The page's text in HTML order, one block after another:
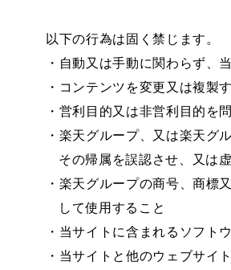
以下の行為は固く禁じます。
・自動又は手動に関わらず、
・コンテンツを変更又は複製
・営利目的又は非営利目的を
・楽天グループ、又は楽天グ
その帰属を誤認させ、又は
・楽天グループの商号、商標
して使用すること
・当サイトに含まれるソフト
・当サイトと他のウェブサイ